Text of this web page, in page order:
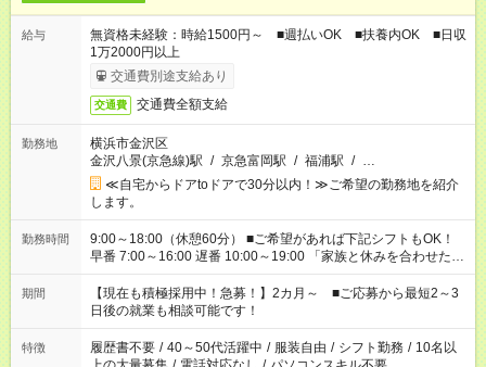
給与
無資格未経験：時給1500円～ ■週払いOK ■扶養内OK ■日収
1万2000円以上
交通費別途支給あり
交通費 交通費全額支給
勤務地
横浜市金沢区
金沢八景(京急線)駅 / 京急富岡駅 / 福浦駅 / …
≪自宅からドアtoドアで30分以内！≫ご希望の勤務地を紹介
します。
勤務時間
9:00～18:00（休憩60分） ■ご希望があれば下記シフトもOK！
早番 7:00～16:00 遅番 10:00～19:00 「家族と休みを合わせた
い」 「余裕を持って夕飯の準備がしたい」 「できれば残業はし
たくない」 など、ご希望を教えてくださいね。 ※Wワーク希望
の方へ 今ご覧のお仕事で希望する勤務時間と、もう1つのお仕事
の勤務時間。 合計で週40時間を超える場合は応募できません。
期間
【現在も積極採用中！急募！】2カ月～ ■ご応募から最短2～3
日後の就業も相談可能です！
特徴 履歴書不要 / 40～50代活躍中 / 服装自由 / シフト勤務 / 10名以